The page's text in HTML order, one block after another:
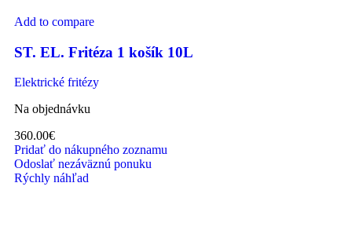
Add to compare
ST. EL. Fritéza 1 košík 10L
Elektrické fritézy
Na objednávku
360.00€
Pridať do nákupného zoznamu
Odoslať nezáväznú ponuku
Rýchly náhľad